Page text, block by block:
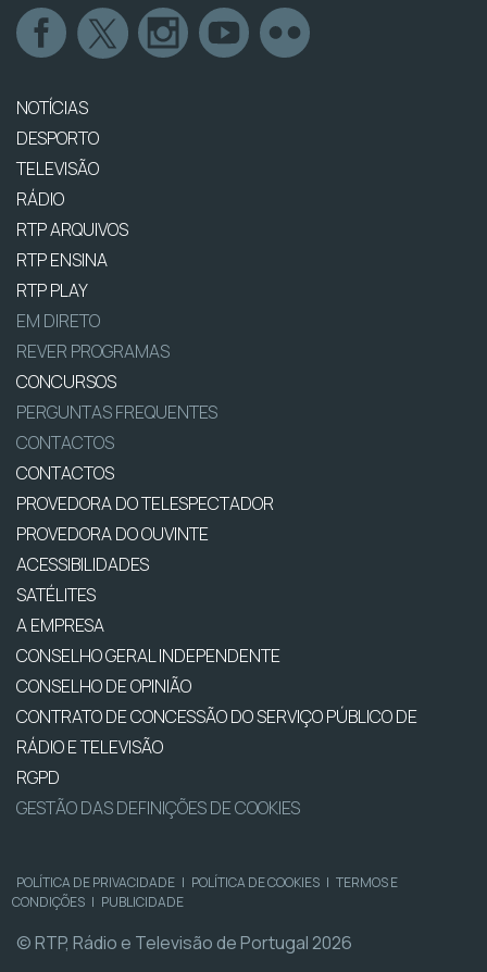
NOTÍCIAS
DESPORTO
TELEVISÃO
RÁDIO
RTP ARQUIVOS
RTP ENSINA
RTP PLAY
EM DIRETO
REVER PROGRAMAS
CONCURSOS
PERGUNTAS FREQUENTES
CONTACTOS
CONTACTOS
PROVEDORA DO TELESPECTADOR
PROVEDORA DO OUVINTE
ACESSIBILIDADES
SATÉLITES
A EMPRESA
CONSELHO GERAL INDEPENDENTE
CONSELHO DE OPINIÃO
CONTRATO DE CONCESSÃO DO SERVIÇO PÚBLICO DE
RÁDIO E TELEVISÃO
RGPD
GESTÃO DAS DEFINIÇÕES DE COOKIES
POLÍTICA DE PRIVACIDADE | POLÍTICA DE COOKIES | TERMOS E
CONDIÇÕES | PUBLICIDADE
© RTP, Rádio e Televisão de Portugal 2026